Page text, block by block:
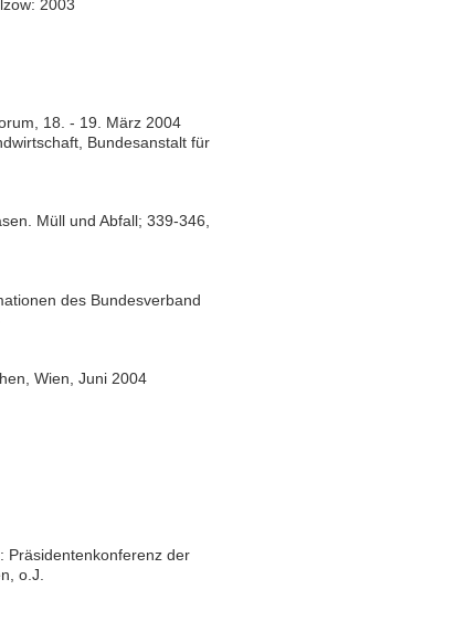
2003
18. - 19. März 2004
Bundesanstalt für
Müll und Abfall; 339-346,
des Bundesverband
Wien, Juni 2004
Präsidentenkonferenz der
o.J.